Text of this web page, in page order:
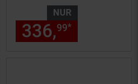
€ Sternchen
NUR
336,99*